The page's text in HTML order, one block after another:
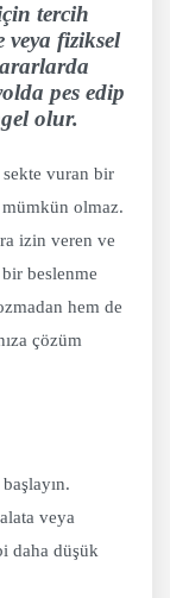
tercih
veya fiziksel
pes edip
olur.
sekte vuran bir
olmaz.
izin veren ve
beslenme
hem de
çözüm
veya
daha düşük